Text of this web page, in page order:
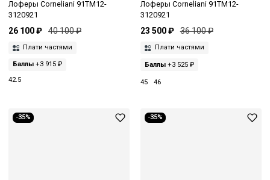
Лоферы Corneliani 91TM12-
3120921
26 100 ₽ 40 100 ₽
Плати частями
Баллы +3 915 ₽
42.5
Лоферы Corneliani 91TM12-
3120921
23 500 ₽ 36 100 ₽
Плати частями
Баллы+3 525 ₽
45 46
-35% -35%